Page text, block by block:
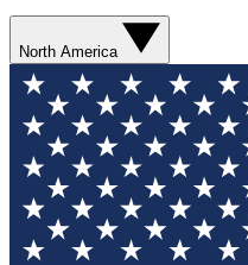
North America